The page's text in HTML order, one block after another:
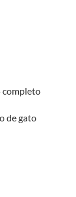
completo
de gato